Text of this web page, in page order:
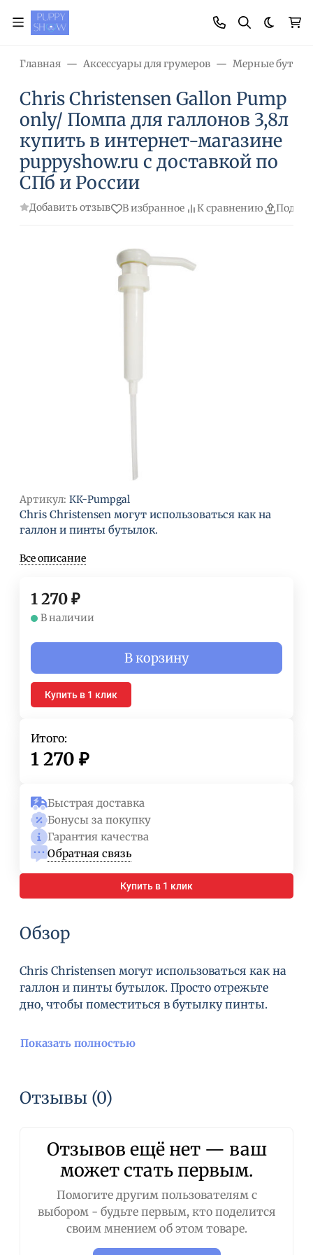
Главная Аксессуары для грумеров Мерные
Chris Christensen Gallon Pump
only/ Помпа для галлонов 3,8л
купить в интернет-магазине
puppyshow.ru с доставкой по
СПб и России
Добавить отзыв В избранное К сравнению
Артикул: КК-Pumpgal
Chris Christensen могут использоваться как на
галлон и пинты бутылок.
Все описание
1 270₽
В наличии
В корзину
Купить в 1 клик
Итого:
1 270 ₽
Быстрая доставка
Бонусы за покупку
Гарантия качества
Обратная связь
Купить в 1 клик
Обзор
Chris Christensen могут использоваться как на
галлон и пинты бутылок. Просто отрежьте
дно, чтобы поместиться в бутылку пинты.
Показать полностью
Отзывы (0)
Отзывов ещё нет — ваш
может стать первым.
Помогите другим пользователям с
выбором - будьте первым, кто поделится
своим мнением об этом товаре.